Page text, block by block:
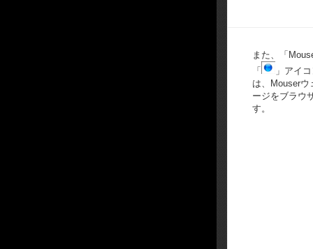
また、「
「
」アイ
は、Mouserウ
ージをブラウ
す。